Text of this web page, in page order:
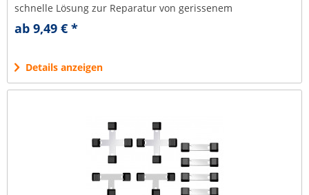
schnelle Lösung zur Reparatur von gerissenem
Weidezaunband speziell ausgestanzte...
ab 9,49 € *
Details anzeigen